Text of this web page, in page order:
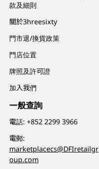
款及細則
關於3hreesixty
門市退/換貨政策
門店位置
牌照及許可證
加入我們
一般查詢
電話:+852 2299 3966
電郵:
marketplacecs@DFIretailgr
oup.com